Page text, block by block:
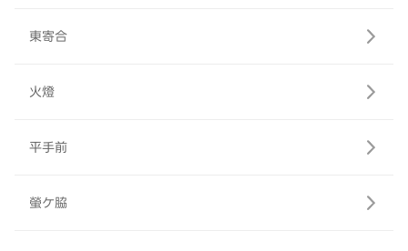
東寄合
火燈
平手前
螢ケ脇